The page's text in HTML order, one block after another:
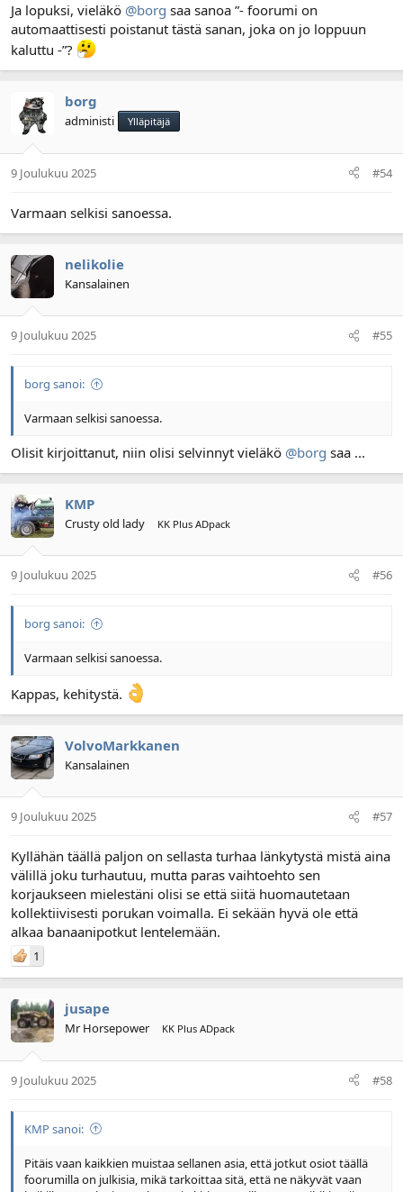
Ja lopuksi, vieläkö @borg saa sanoa ”- foorumi on
automaattisesti poistanut tästä sanan, joka on jo loppuun
kaluttu -”?
borg
administi Ylläpitäjä
9 Joulukuu 2025 #54
Varmaan selkisi sanoessa.
nelikolie
Kansalainen
9 Joulukuu 2025 #55
borg sanoi:
Varmaan selkisi sanoessa.
Olisit kirjoittanut, niin olisi selvinnyt vieläkö @borg saa ...
KMP
Crusty old lady KK Plus ADpack
9 Joulukuu 2025 #56
borg sanoi:
Varmaan selkisi sanoessa.
Kappas, kehitystä.
VolvoMarkkanen
Kansalainen
9 Joulukuu 2025 #57
Kyllähän täällä paljon on sellasta turhaa länkytystä mistä aina
välillä joku turhautuu, mutta paras vaihtoehto sen
korjaukseen mielestäni olisi se että siitä huomautetaan
kollektiivisesti porukan voimalla. Ei sekään hyvä ole että
alkaa banaanipotkut lentelemään.
1
jusape
Mr Horsepower KK Plus ADpack
9 Joulukuu 2025 #58
KMP sanoi:
Pitäis vaan kaikkien muistaa sellanen asia, että jotkut osiot täällä
foorumilla on julkisia, mikä tarkoittaa sitä, että ne näkyvät vaan